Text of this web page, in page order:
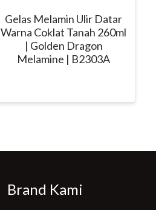
Gelas Melamin Ulir Datar
Warna Coklat Tanah 260ml
| Golden Dragon
Melamine | B2303A
Brand Kami